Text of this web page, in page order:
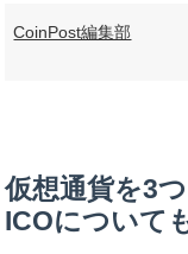
CoinPost編集部
仮想通貨を3
ICOについて